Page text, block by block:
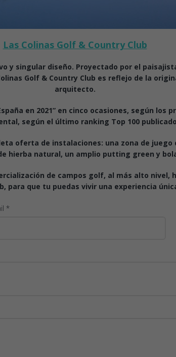
Las Colinas Golf & Country Club
y singular diseño. Proyectado por el
Golf & Country Club es reflejo de la
arquitecto.
en 2021” en cinco ocasiones, según los
según el último ranking Top 100
oferta de instalaciones: una zona de
hierba natural, un amplio putting green y
de campos golf, al más alto nivel,
para que tu puedas vivir una experiencia
*